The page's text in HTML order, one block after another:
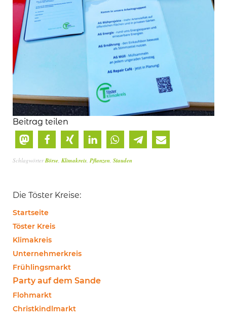
Beitrag teilen
SchlagwörterBörse Klimakreis Pflanzen Stauden
Die Töster Kreise:
Startseite
Töster Kreis
Klimakreis
Unternehmerkreis
Frühlingsmarkt
Party auf dem Sande
Flohmarkt
Christkindlmarkt